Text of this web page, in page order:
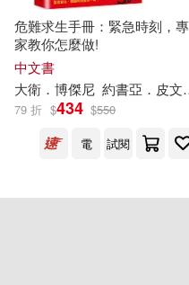
大衛．博傑尼(2)
約書亞．皮文(2)
危難求生手冊：緊急時刻，專
家教你怎麼做!
中文書
大衛 ． 博傑尼 約書亞 ． 皮文
79 折 $434 $550
電
試閱